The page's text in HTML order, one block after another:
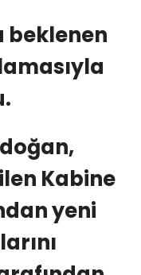
beklenen
Kabine
yeni